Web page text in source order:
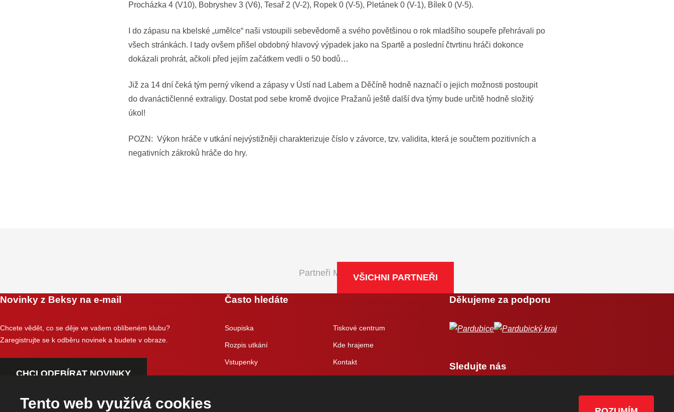
Procházka 4 (V10), Bobryshev 3 (V6), Tesař 2 (V-2), Ropek 0 (V-5), Pletánek 0 (V-1), Bílek 0 (V-5).
I do zápasu na kbelské „umělce“ naši vstoupili sebevědomě a svého povětšinou o rok mladšího soupeře přehrávali po
všech stránkách. I tady ovšem přišel obdobný hlavový výpadek jako na Spartě a poslední čtvrtinu hráči dokonce
dokázali prohrát, ačkoli před jejím začátkem vedli o 50 bodů…
Již za 14 dní čeká tým perný víkend a zápasy v Ústí nad Labem a Děčíně hodně naznačí o jejich možnosti postoupit
do dvanáctičlenné extraligy. Dostat pod sebe kromě dvojice Pražanů ještě další dva týmy bude určitě hodně složitý
úkol!
POZN: Výkon hráče v utkání nejvýstižněji charakterizuje číslo v závorce, tzv. validita, která je součtem pozitivních a
negativních zákroků hráče do hry.
Partneři Maxa NBLVŠICHNI PARTNEŘI
Novinky z Beksy na e-mail
Chcete vědět, co se děje ve vašem oblíbeném klubu?
Zaregistrujte se k odběru novinek a budete v obraze.
CHCI ODEBÍRAT NOVINKY
Často hledáte
Soupiska
Rozpis utkání
Vstupenky
Tiskové centrum
Kde hrajeme
Kontakt
Děkujeme za podporu
Sledujte nás
Tento web využívá cookies